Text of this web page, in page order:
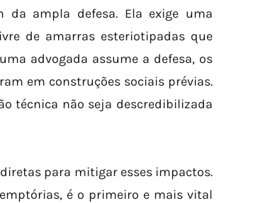
ampla defesa. Ela exige uma
de amarras esteriotipadas que
advogada assume a defesa, os
em construções sociais prévias.
técnica não seja descredibilizada
para mitigar esses impactos.
é o primeiro e mais vital